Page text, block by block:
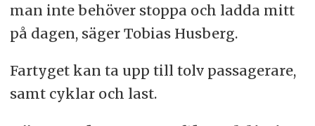
man inte behöver stoppa och ladda mitt
på dagen, säger Tobias Husberg.
Fartyget kan ta upp till tolv passagerare,
samt cyklar och last.